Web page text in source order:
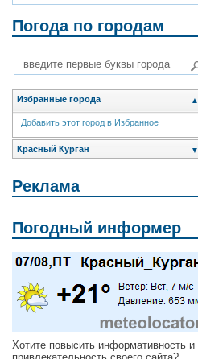
Погода по городам
Избранные города ▲
Добавить этот город в Избранное
Красный Курган ▼
Реклама
Погодный информер
Хотите повысить информативность и